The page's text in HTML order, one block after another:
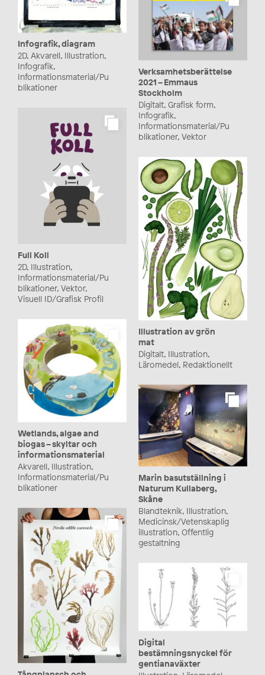
Infografik, diagram
2D, Akvarell, Illustration,
Infografik,
Informationsmaterial/Pu
blikationer
Verksamhetsberättelse
2021 – Emmaus
Stockholm
Digitalt, Grafisk form,
Infografik,
Informationsmaterial/Pu
blikationer, Vektor
Full Koll
2D, Illustration,
Informationsmaterial/Pu
blikationer, Vektor,
Visuell ID/Grafisk Profil
Illustration av grön
mat
Digitalt, Illustration,
Läromedel, Redaktionellt
Wetlands, algae and
biogas – skyltar och
informationsmaterial
Akvarell, Illustration,
Informationsmaterial/Pu
blikationer
Marin basutställning i
Naturum Kullaberg,
Skåne
Blandteknik, Illustration,
Medicinsk/Vetenskaplig
illustration, Offentlig
gestaltning
Digital
bestämningsnyckel för
gentianaväxter